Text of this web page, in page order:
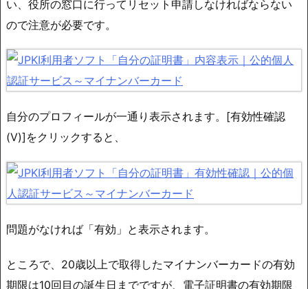
い、役所の窓口に行ってリセット申請しなければならない
ので注意が必要です。
自分のプロフィールが一通り表示されます。[有効性確認
(V)]をクリックすると、
問題がなければ「有効」と表示されます。
ところで、20歳以上で取得したマイナンバーカードの有効
期限は10回目の誕生日までですが、電子証明書の有効期限